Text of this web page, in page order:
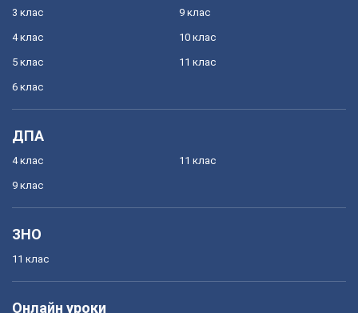
3 клас
4 клас
5 клас
6 клас
9 клас
10 клас
11 клас
ДПА
4 клас
9 клас
11 клас
ЗНО
11 клас
Онлайн уроки